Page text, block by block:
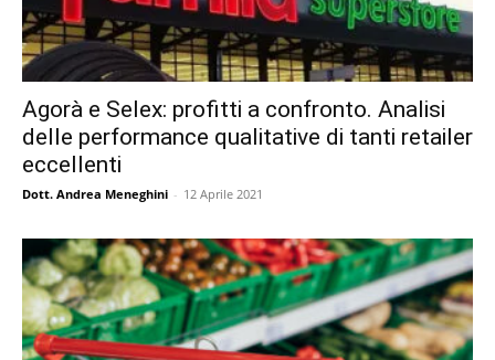
Agorà e Selex: profitti a confronto. Analisi
delle performance qualitative di tanti retailer
eccellenti
Dott. Andrea Meneghini - 12 Aprile 2021